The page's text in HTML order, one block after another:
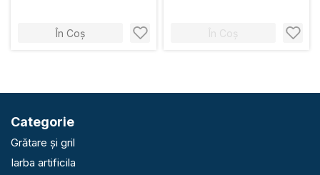
În Coș În Coș
Categorie
Grătare și gril
Iarba artificila